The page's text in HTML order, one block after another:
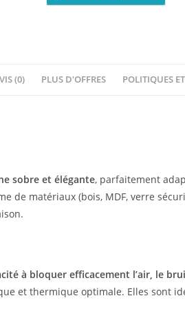
(0) PLUS D'OFFRES POLITIQUES
sobre et élégante, parfaitement
de matériaux (bois, MDF, verre
à bloquer efficacement l’air, le
et thermique optimale. Elles sont